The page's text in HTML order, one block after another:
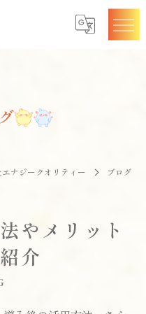
ナジークオリティー ブログ
やメリット
介